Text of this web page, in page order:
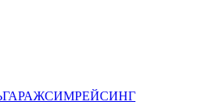
ГАРАЖСИМРЕЙСИНГ